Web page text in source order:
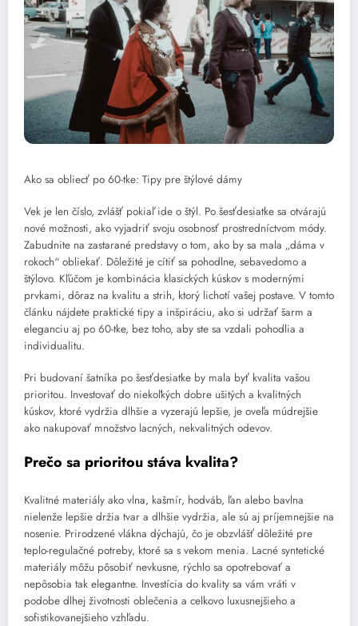
Ako sa obliecť po 60-tke: Tipy pre štýlové dámy
Vek je len číslo, zvlášť pokiaľ ide o štýl. Po šesťdesiatke sa otvárajú
nové možnosti, ako vyjadriť svoju osobnosť prostredníctvom módy.
Zabudnite na zastarané predstavy o tom, ako by sa mala „dáma v
rokoch“ obliekať. Dôležité je cítiť sa pohodlne, sebavedomo a
štýlovo. Kľúčom je kombinácia klasických kúskov s modernými
prvkami, dôraz na kvalitu a strih, ktorý lichotí vašej postave. V tomto
článku nájdete praktické tipy a inšpiráciu, ako si udržať šarm a
eleganciu aj po 60-tke, bez toho, aby ste sa vzdali pohodlia a
individualitu.
Pri budovaní šatníka po šesťdesiatke by mala byť kvalita vašou
prioritou. Investovať do niekoľkých dobre ušitých a kvalitných
kúskov, ktoré vydržia dlhšie a vyzerajú lepšie, je oveľa múdrejšie
ako nakupovať množstvo lacných, nekvalitných odevov.
Prečo sa prioritou stáva kvalita?
Kvalitné materiály ako vlna, kašmír, hodváb, ľan alebo bavlna
nielenže lepšie držia tvar a dlhšie vydržia, ale sú aj príjemnejšie na
nosenie. Prirodzené vlákna dýchajú, čo je obzvlášť dôležité pre
teplo-regulačné potreby, ktoré sa s vekom menia. Lacné syntetické
materiály môžu pôsobiť nevkusne, rýchlo sa opotrebovať a
nepôsobia tak elegantne. Investícia do kvality sa vám vráti v
podobe dlhej životnosti oblečenia a celkovo luxusnejšieho a
sofistikovanejšieho vzhľadu.